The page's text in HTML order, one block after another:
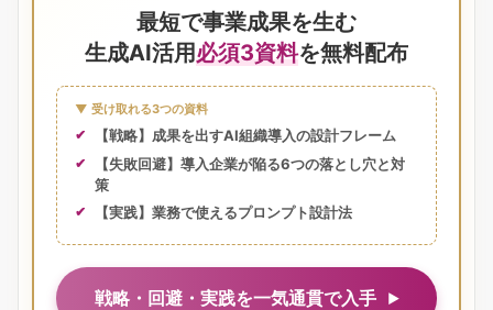
最短で事業成果を生む
生成AI活用必須3資料を無料配布
▼ 受け取れる3つの資料
【戦略】成果を出すAI組織導入の設計フレーム
【失敗回避】導入企業が陥る6つの落とし穴と対
策
【実践】業務で使えるプロンプト設計法
戦略・回避・実践を一気通貫で入手